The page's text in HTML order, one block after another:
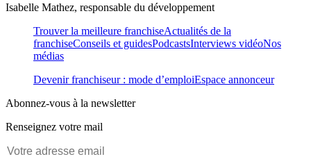
Isabelle Mathez, responsable du développement
Trouver la meilleure franchiseActualités de la
franchiseConseils et guidesPodcastsInterviews vidéoNos
médias
Devenir franchiseur : mode d’emploiEspace annonceur
Abonnez-vous à la newsletter
Renseignez votre mail